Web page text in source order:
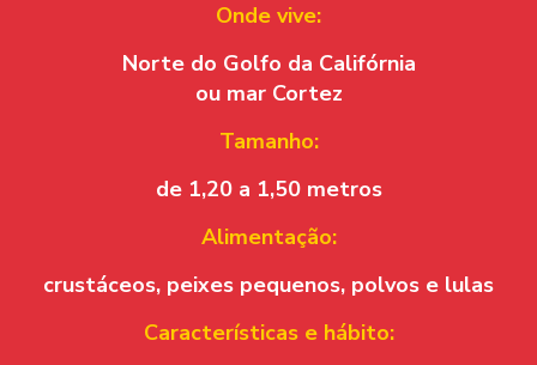
Onde vive:
Norte do Golfo da Califórnia
ou mar Cortez
Tamanho:
de 1,20 a 1,50 metros
Alimentação:
crustáceos, peixes pequenos, polvos e lulas
Características e hábito: